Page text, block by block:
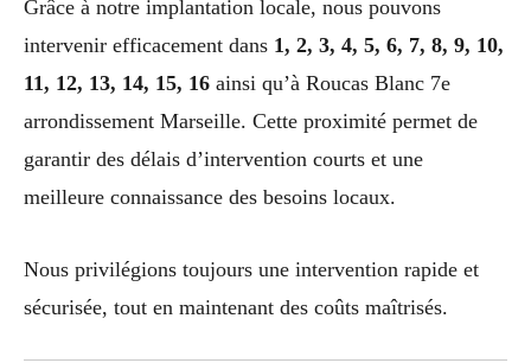
Grâce à notre implantation locale, nous pouvons
intervenir efficacement dans 1, 2, 3, 4, 5, 6, 7, 8, 9, 10,
11, 12, 13, 14, 15, 16 ainsi qu’à Roucas Blanc 7e
arrondissement Marseille. Cette proximité permet de
garantir des délais d’intervention courts et une
meilleure connaissance des besoins locaux.
Nous privilégions toujours une intervention rapide et
sécurisée, tout en maintenant des coûts maîtrisés.